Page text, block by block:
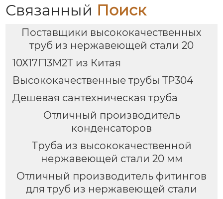
Связанный Поиск
Поставщики высококачественных
труб из нержавеющей стали 20
10Х17Г13М2Т из Китая
Высококачественные трубы TP304
Дешевая сантехническая труба
Отличный производитель
конденсаторов
Труба из высококачественной
нержавеющей стали 20 мм
Отличный производитель фитингов
для труб из нержавеющей стали